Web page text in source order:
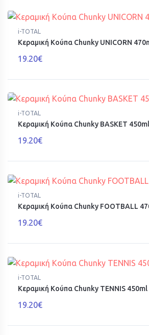
i-TOTAL
Κεραμική Κούπα Chunky UNICORN
19.20€
i-TOTAL
Κεραμική Κούπα Chunky BASKET
19.20€
i-TOTAL
Κεραμική Κούπα Chunky FOOTBALL
19.20€
i-TOTAL
Κεραμική Κούπα Chunky TENNIS
19.20€